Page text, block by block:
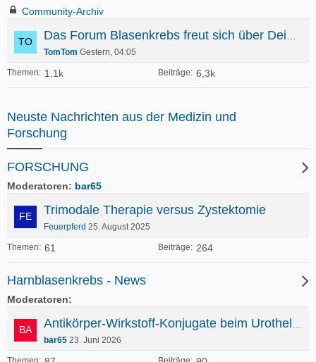
Community-Archiv
Themen 1,1k Beiträge 6,3k
TomTom Gestern, 04:05
Neuste Nachrichten aus der Medizin und
Forschung
FORSCHUNG
Moderatoren bar65
Themen 61 Beiträge 264
Trimodale Therapie versus Zystektomie
Feuerpferd 25. August 2025
Harnblasenkrebs - News
Moderatoren
bar65 23. Juni 2026